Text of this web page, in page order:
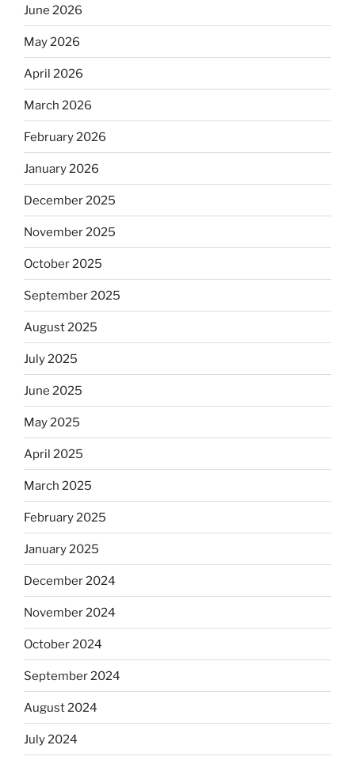
June 2026
May 2026
April 2026
March 2026
February 2026
January 2026
December 2025
November 2025
October 2025
September 2025
August 2025
July 2025
June 2025
May 2025
April 2025
March 2025
February 2025
January 2025
December 2024
November 2024
October 2024
September 2024
August 2024
July 2024